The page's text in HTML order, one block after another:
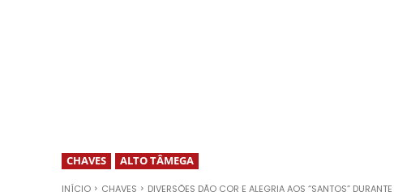
CHAVES ALTO TÂMEGA
INÍCIO CHAVES DIVERSÕES DÃO COR E ALEGRIA AOS “SANTOS”